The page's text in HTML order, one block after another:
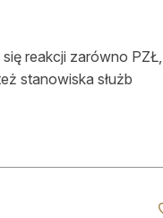
reakcji zarówno PZŁ,
stanowiska służb